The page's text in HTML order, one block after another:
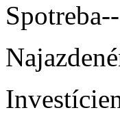
Spotreba
Najazdené
Investície